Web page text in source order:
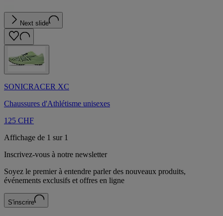
Next slide
SONICRACER XC
Chaussures d'Athlétisme unisexes
125 CHF
Affichage de 1 sur 1
Inscrivez-vous à notre newsletter
Soyez le premier à entendre parler des nouveaux produits,
événements exclusifs et offres en ligne
S'inscrire